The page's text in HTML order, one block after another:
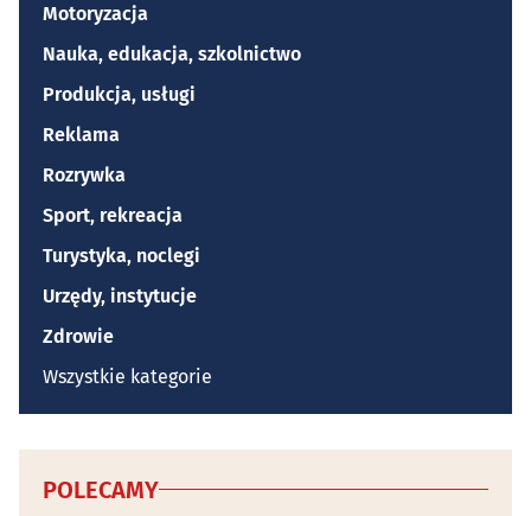
Motoryzacja
Nauka, edukacja, szkolnictwo
Produkcja, usługi
Reklama
Rozrywka
Sport, rekreacja
Turystyka, noclegi
Urzędy, instytucje
Zdrowie
Wszystkie kategorie
POLECAMY